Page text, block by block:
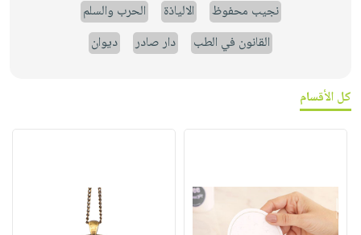
نجيب محفوظ
الالياذة
الحرب والسلم
القانون في الطب
دار صادر ديوان
كل الأقسام